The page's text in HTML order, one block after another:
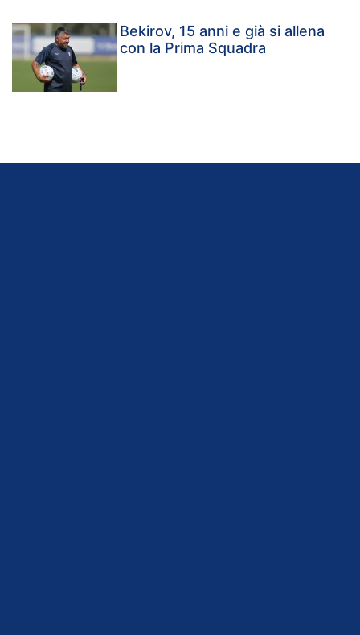
Bekirov, 15 anni e già si allena
con la Prima Squadra